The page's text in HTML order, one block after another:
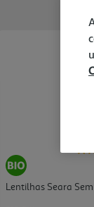
Lentilhas Seara